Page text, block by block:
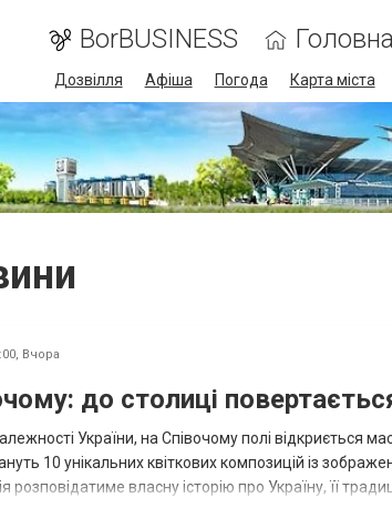
BorBUSINESS Головна
Дозвілля Афіша Погода Карта міста
Вчора
до столиці
України, на Співочому полі відкриється
10 унікальних квіткових композицій із
розповідатиме власну історію про Україну, її